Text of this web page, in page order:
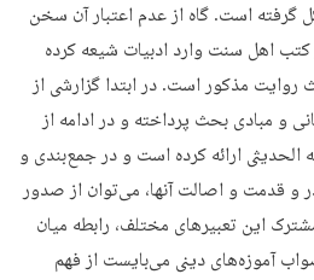
گرفته است. گاه از عدم اعتبار آن سخن
اهل سنت وارد ادبیات شیعه کرده
روایت مذکور است. در ابتدا گزارشی از
و مبادی بحث پرداخته و در ادامه از
ارائه کرده است و در جمع‌بندی و
و قدمت و اصالت آنها، می‌توان از صدور
این تعبیرهای مختلف، رابطه میان
آموزه‌های دینی می‌بایست از فهم